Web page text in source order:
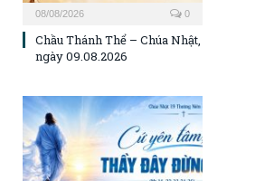
08/08/2026 0
Chầu Thánh Thể – Chúa Nhật,
ngày 09.08.2026